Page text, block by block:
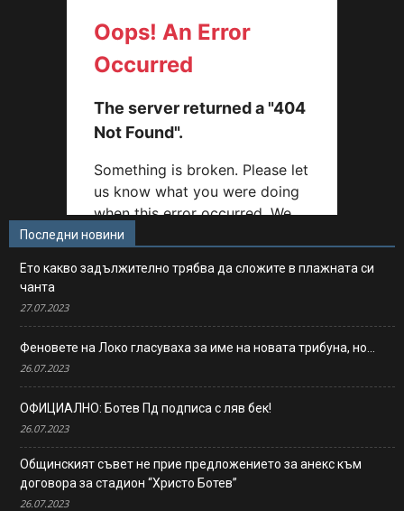
Последни новини
Ето какво задължително трябва да сложите в плажната си
чанта
27.07.2023
Феновете на Локо гласуваха за име на новата трибуна, но…
26.07.2023
ОФИЦИАЛНО: Ботев Пд подписа с ляв бек!
26.07.2023
Общинският съвет не прие предложението за анекс към
договора за стадион “Христо Ботев”
26.07.2023